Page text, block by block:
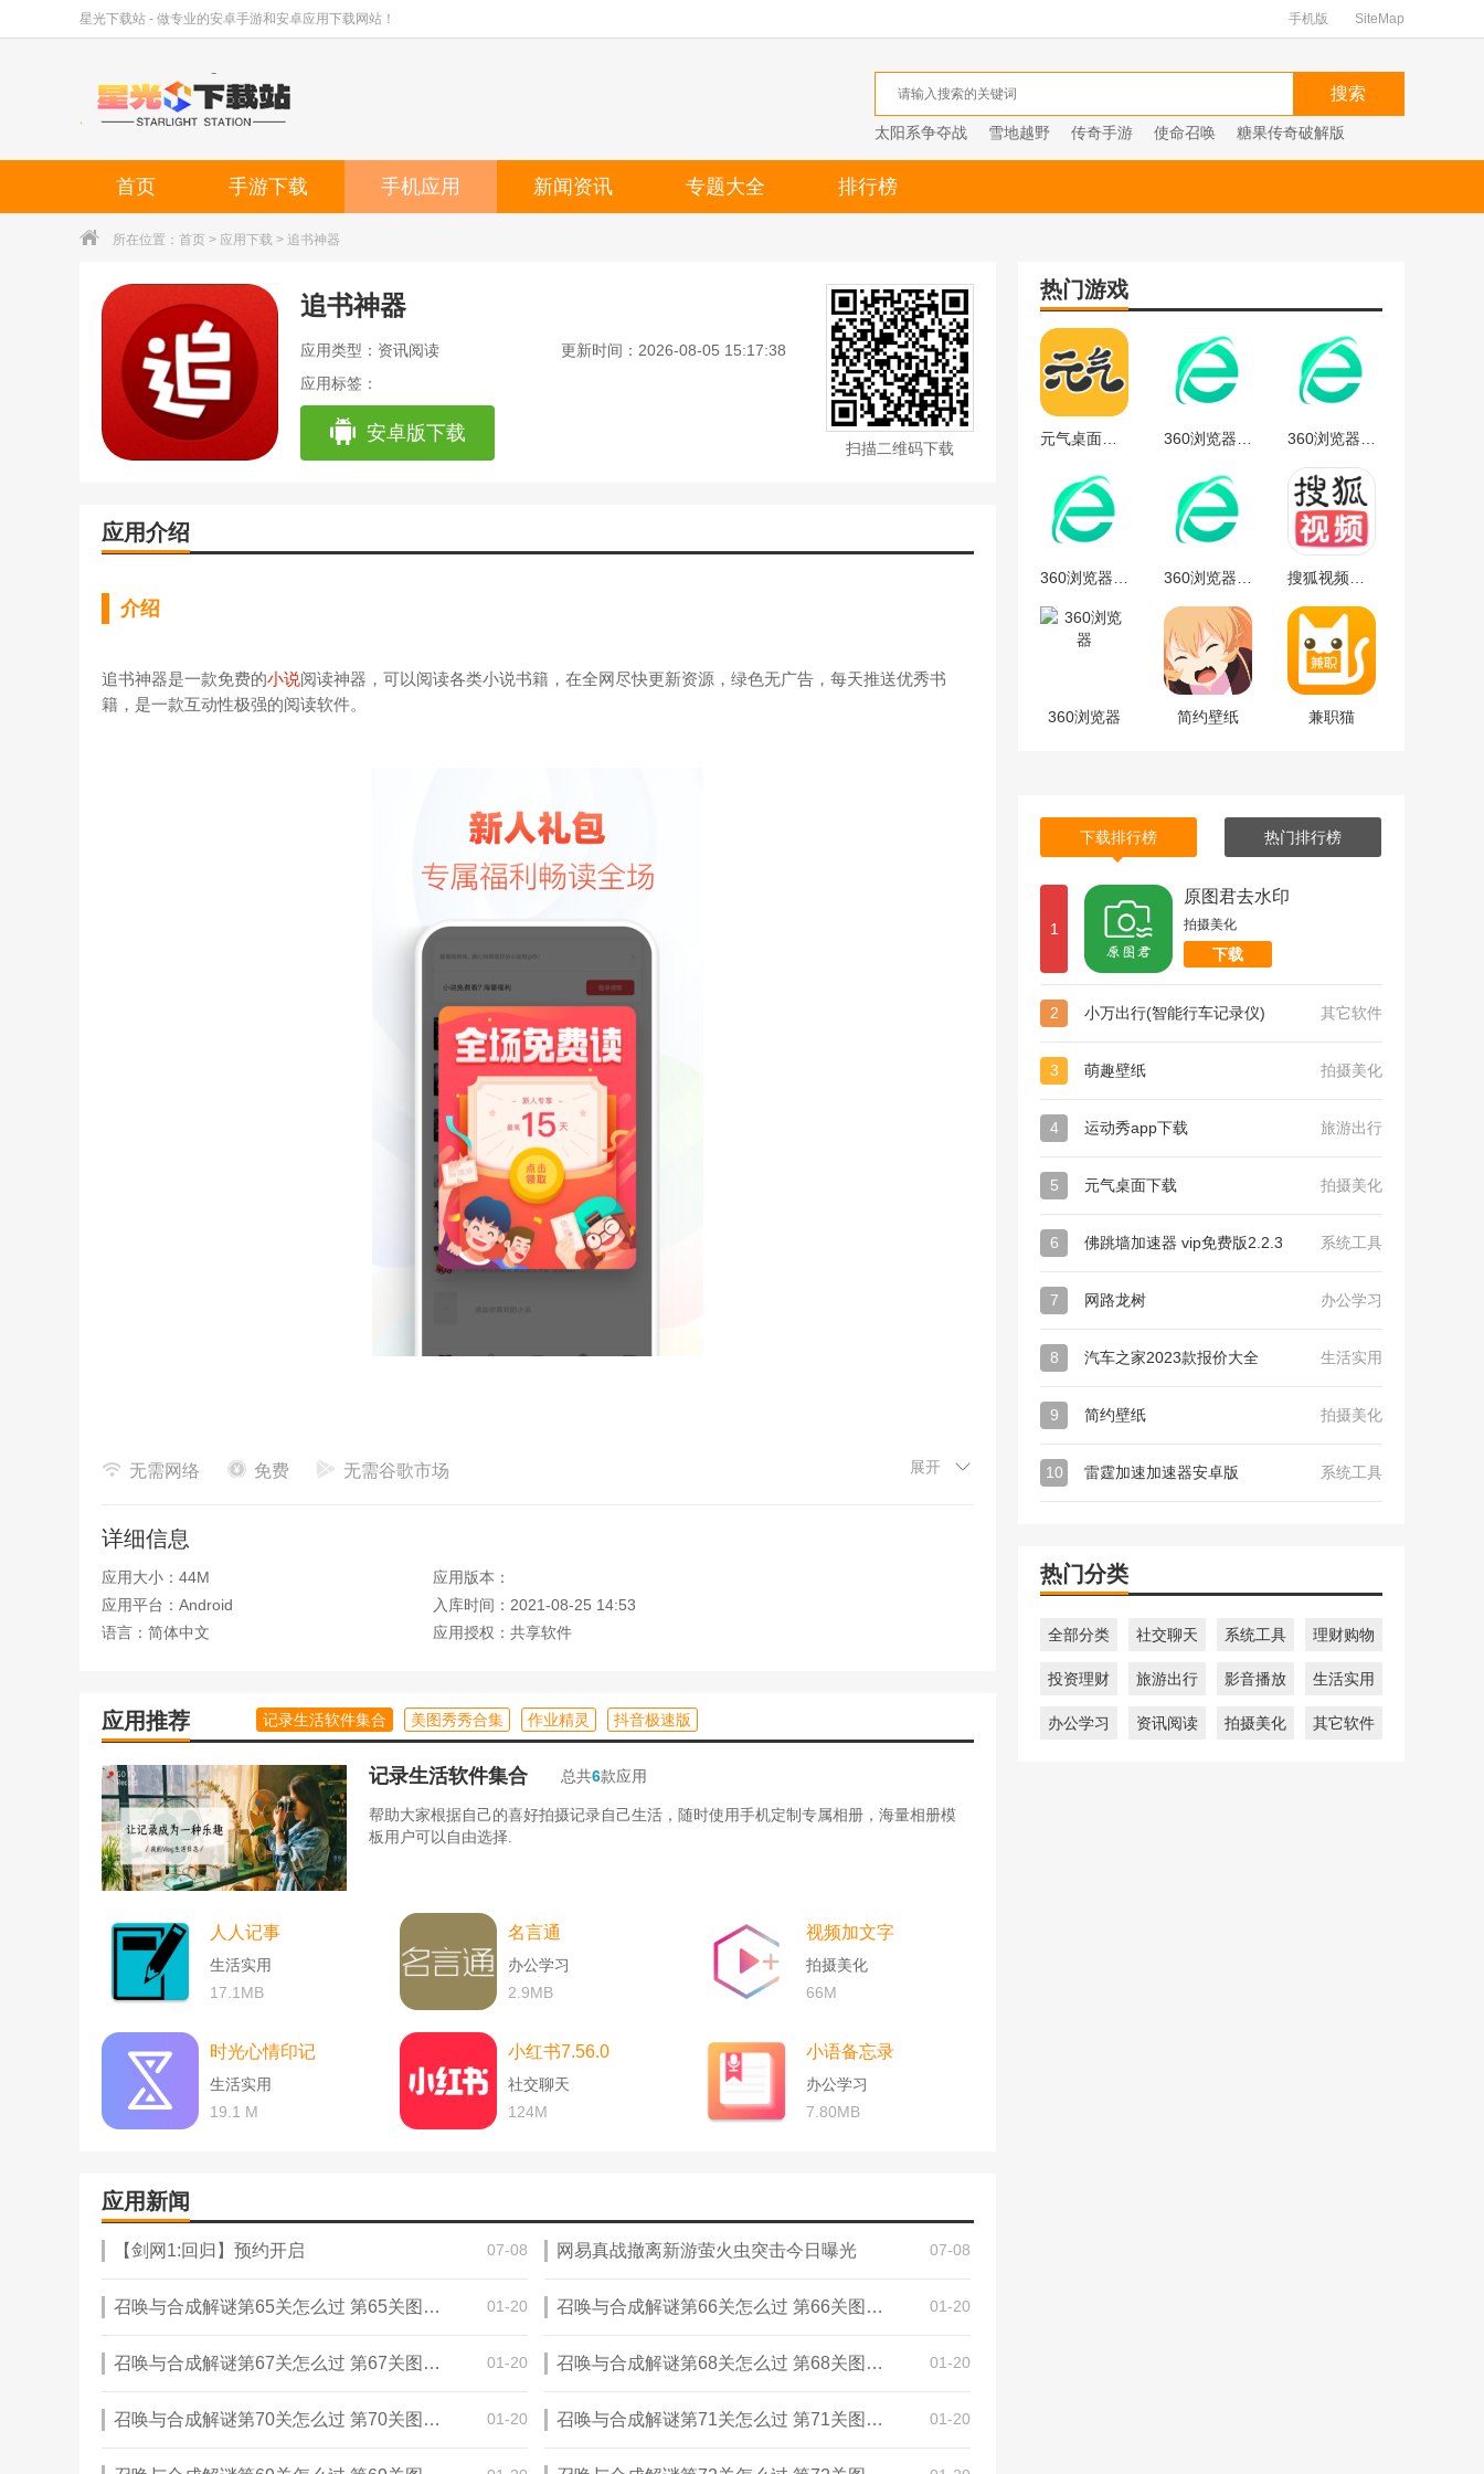
星光下载站 - 做专业的安卓手游和安卓应用下载网站！ 手机版 SiteMap
太阳系争夺战 雪地越野 传奇手游 使命召唤 糖果传奇破解版
首页 手游下载 手机应用 新闻资讯 专题大全 排行榜
所在位置： 首页 > 应用下载 > 追书神器
追书神器
应用类型：资讯阅读
更新时间：2026-08-05 15:17:38
应用标签：
安卓版下载
扫描二维码下载
应用介绍
介绍
追书神器是一款免费的小说阅读神器，可以阅读各类小说书籍，在全网尽快更新资源，绿色无广告，每天推送优秀书
籍，是一款互动性极强的阅读软件。
人计、官方权力、职场竞争、科幻灵异、经典书籍等。各种小说应有尽有；更重要的是，整个阅读过程没有广告，阅读
【小说榜属性高能】
寞空庭春已晚，女博士明传，火中涅槃，传奇，Love O2O，，完美世界，大宗师，我要封天，校花的贴身宗师，雪鹰魔
王，灵域，幻城，云歌，华，墓笔记等多维度
【热门社区可以吐槽】在一个热门的互动社区里，很多知名作家定期访问，时不时的开帖子和粉丝互动，各种小说摸着
[跟随我们]
追书神器微博:@追书神器
追书神器用户交流群:425669909
2.26.0版中的新功能
【前方高能】一大批原创作品如《老九门》(领衔主演)、《残罪》、《朱仙》、《美丽江山》等在等着你去阅读，各种热
播电视剧
最先知道~
【新增】增加阅读页面背景，增加阅读页面行距的调整
无需网络 免费 无需谷歌市场 展开
详细信息
应用大小：44M
应用版本：
应用平台：Android
入库时间：2021-08-25 14:53
语言：简体中文
应用授权：共享软件
应用推荐 记录生活软件集合 美图秀秀合集 作业精灵 抖音极速版
记录生活软件集合 总共6款应用
帮助大家根据自己的喜好拍摄记录自己生活，随时使用手机定制专属相册，海量相册模
板用户可以自由选择.
人人记事
生活实用
17.1MB
名言通
办公学习
2.9MB
视频加文字
拍摄美化
66M
时光心情印记
生活实用
19.1 M
小红书7.56.0
社交聊天
124M
小语备忘录
办公学习
7.80MB
应用新闻
【剑网1:回归】预约开启 07-08 网易真战撤离新游萤火虫突击今日曝光 07-08
召唤与合成解谜第65关怎么过 第65关图文通关攻略 01-20 召唤与合成解谜第66关怎么过 第66关图文通关攻略 01-20
召唤与合成解谜第67关怎么过 第67关图文通关攻略 01-20 召唤与合成解谜第68关怎么过 第68关图文通关攻略 01-20
召唤与合成解谜第70关怎么过 第70关图文通关攻略 01-20 召唤与合成解谜第71关怎么过 第71关图文通关攻略 01-20
热门游戏
360浏览器 简约壁纸 兼职猫
下载排行榜 热门排行榜
1
原图君去水印
拍摄美化
下载
2 小万出行(智能行车记录仪) 其它软件
3 萌趣壁纸 拍摄美化
4 运动秀app下载 旅游出行
5 元气桌面下载 拍摄美化
6 佛跳墙加速器 vip免费版2.2.3 系统工具
7 网路龙树 办公学习
8 汽车之家2023款报价大全 生活实用
9 简约壁纸 拍摄美化
10 雷霆加速加速器安卓版 系统工具
热门分类
全部分类 社交聊天 系统工具 理财购物
投资理财 旅游出行 影音播放 生活实用
办公学习 资讯阅读 拍摄美化 其它软件